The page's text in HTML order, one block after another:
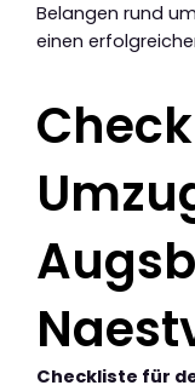
Belangen rund
einen
Checkliste für